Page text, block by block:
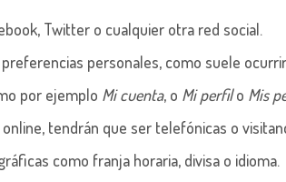
Twitter o cualquier otra red social.
personales, como suele
por ejemplo Mi cuenta, o Mi perfilo Mis
tendrán que ser telefónicas o
como franja horaria, divisa o idioma.